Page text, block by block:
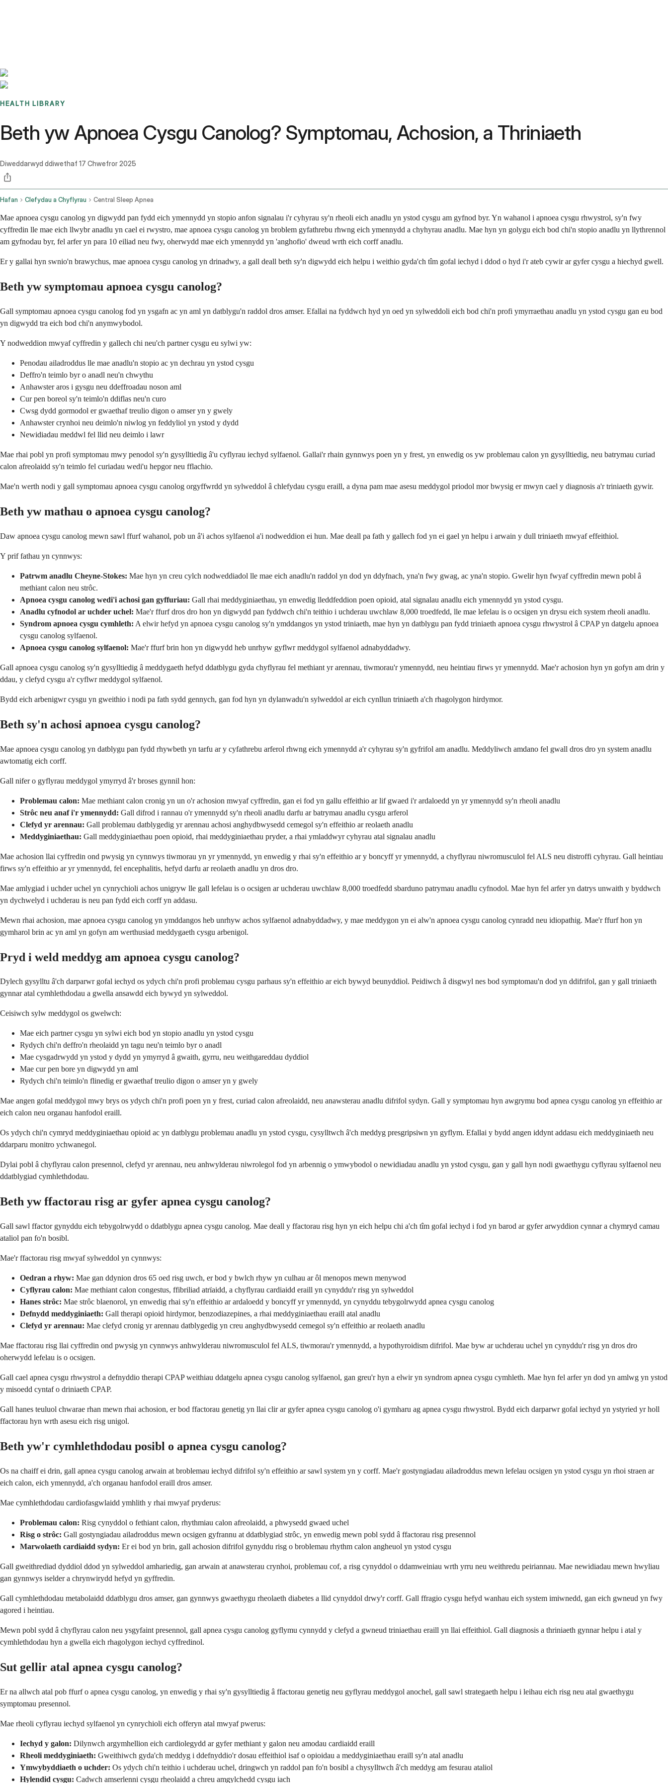
HEALTH LIBRARY
Beth yw Apnoea Cysgu Canolog? Symptomau, Achosion, a Thriniaeth
Diweddarwyd ddiwethaf 17 Chwefror 2025
Hafan Clefydau a Chyflyrau Central Sleep Apnea
Mae apnoea cysgu canolog yn digwydd pan fydd eich ymennydd yn stopio anfon signalau i'r cyhyrau sy'n rheoli eich anadlu yn ystod cysgu am gyfnod byr. Yn wahanol i apnoea cysgu rhwystrol, sy'n fwy
cyffredin lle mae eich llwybr anadlu yn cael ei rwystro, mae apnoea cysgu canolog yn broblem gyfathrebu rhwng eich ymennydd a chyhyrau anadlu. Mae hyn yn golygu eich bod chi'n stopio anadlu yn llythrennol
am gyfnodau byr, fel arfer yn para 10 eiliad neu fwy, oherwydd mae eich ymennydd yn 'anghofio' dweud wrth eich corff anadlu.
Er y gallai hyn swnio'n brawychus, mae apnoea cysgu canolog yn drinadwy, a gall deall beth sy'n digwydd eich helpu i weithio gyda'ch tîm gofal iechyd i ddod o hyd i'r ateb cywir ar gyfer cysgu a hiechyd gwell.
Beth yw symptomau apnoea cysgu canolog?
Gall symptomau apnoea cysgu canolog fod yn ysgafn ac yn aml yn datblygu'n raddol dros amser. Efallai na fyddwch hyd yn oed yn sylweddoli eich bod chi'n profi ymyrraethau anadlu yn ystod cysgu gan eu bod
yn digwydd tra eich bod chi'n anymwybodol.
Y nodweddion mwyaf cyffredin y gallech chi neu'ch partner cysgu eu sylwi yw:
Penodau ailadroddus lle mae anadlu'n stopio ac yn dechrau yn ystod cysgu
Deffro'n teimlo byr o anadl neu'n chwythu
Anhawster aros i gysgu neu ddeffroadau noson aml
Cur pen boreol sy'n teimlo'n ddiflas neu'n curo
Cwsg dydd gormodol er gwaethaf treulio digon o amser yn y gwely
Anhawster crynhoi neu deimlo'n niwlog yn feddyliol yn ystod y dydd
Newidiadau meddwl fel llid neu deimlo i lawr
Mae rhai pobl yn profi symptomau mwy penodol sy'n gysylltiedig â'u cyflyrau iechyd sylfaenol. Gallai'r rhain gynnwys poen yn y frest, yn enwedig os yw problemau calon yn gysylltiedig, neu batrymau curiad
calon afreolaidd sy'n teimlo fel curiadau wedi'u hepgor neu fflachio.
Mae'n werth nodi y gall symptomau apnoea cysgu canolog orgyffwrdd yn sylweddol â chlefydau cysgu eraill, a dyna pam mae asesu meddygol priodol mor bwysig er mwyn cael y diagnosis a'r triniaeth gywir.
Beth yw mathau o apnoea cysgu canolog?
Daw apnoea cysgu canolog mewn sawl ffurf wahanol, pob un â'i achos sylfaenol a'i nodweddion ei hun. Mae deall pa fath y gallech fod yn ei gael yn helpu i arwain y dull triniaeth mwyaf effeithiol.
Y prif fathau yn cynnwys:
Patrwm anadlu Cheyne-Stokes: Mae hyn yn creu cylch nodweddiadol lle mae eich anadlu'n raddol yn dod yn ddyfnach, yna'n fwy gwag, ac yna'n stopio. Gwelir hyn fwyaf cyffredin mewn pobl â
methiant calon neu strôc.
Apnoea cysgu canolog wedi'i achosi gan gyffuriau: Gall rhai meddyginiaethau, yn enwedig lleddfeddion poen opioid, atal signalau anadlu eich ymennydd yn ystod cysgu.
Anadlu cyfnodol ar uchder uchel: Mae'r ffurf dros dro hon yn digwydd pan fyddwch chi'n teithio i uchderau uwchlaw 8,000 troedfedd, lle mae lefelau is o ocsigen yn drysu eich system rheoli anadlu.
Syndrom apnoea cysgu cymhleth: A elwir hefyd yn apnoea cysgu canolog sy'n ymddangos yn ystod triniaeth, mae hyn yn datblygu pan fydd triniaeth apnoea cysgu rhwystrol â CPAP yn datgelu apnoea
cysgu canolog sylfaenol.
Apnoea cysgu canolog sylfaenol: Mae'r ffurf brin hon yn digwydd heb unrhyw gyflwr meddygol sylfaenol adnabyddadwy.
Gall apnoea cysgu canolog sy'n gysylltiedig â meddygaeth hefyd ddatblygu gyda chyflyrau fel methiant yr arennau, tiwmorau'r ymennydd, neu heintiau firws yr ymennydd. Mae'r achosion hyn yn gofyn am drin y
ddau, y clefyd cysgu a'r cyflwr meddygol sylfaenol.
Bydd eich arbenigwr cysgu yn gweithio i nodi pa fath sydd gennych, gan fod hyn yn dylanwadu'n sylweddol ar eich cynllun triniaeth a'ch rhagolygon hirdymor.
Beth sy'n achosi apnoea cysgu canolog?
Mae apnoea cysgu canolog yn datblygu pan fydd rhywbeth yn tarfu ar y cyfathrebu arferol rhwng eich ymennydd a'r cyhyrau sy'n gyfrifol am anadlu. Meddyliwch amdano fel gwall dros dro yn system anadlu
awtomatig eich corff.
Gall nifer o gyflyrau meddygol ymyrryd â'r broses gynnil hon:
Problemau calon: Mae methiant calon cronig yn un o'r achosion mwyaf cyffredin, gan ei fod yn gallu effeithio ar lif gwaed i'r ardaloedd yn yr ymennydd sy'n rheoli anadlu
Strôc neu anaf i'r ymennydd: Gall difrod i rannau o'r ymennydd sy'n rheoli anadlu darfu ar batrymau anadlu cysgu arferol
Clefyd yr arennau: Gall problemau datblygedig yr arennau achosi anghydbwysedd cemegol sy'n effeithio ar reolaeth anadlu
Meddyginiaethau: Gall meddyginiaethau poen opioid, rhai meddyginiaethau pryder, a rhai ymladdwyr cyhyrau atal signalau anadlu
Mae achosion llai cyffredin ond pwysig yn cynnwys tiwmorau yn yr ymennydd, yn enwedig y rhai sy'n effeithio ar y boncyff yr ymennydd, a chyflyrau niwromusculol fel ALS neu distroffi cyhyrau. Gall heintiau
firws sy'n effeithio ar yr ymennydd, fel encephalitis, hefyd darfu ar reolaeth anadlu yn dros dro.
Mae amlygiad i uchder uchel yn cynrychioli achos unigryw lle gall lefelau is o ocsigen ar uchderau uwchlaw 8,000 troedfedd sbarduno patrymau anadlu cyfnodol. Mae hyn fel arfer yn datrys unwaith y byddwch
yn dychwelyd i uchderau is neu pan fydd eich corff yn addasu.
Mewn rhai achosion, mae apnoea cysgu canolog yn ymddangos heb unrhyw achos sylfaenol adnabyddadwy, y mae meddygon yn ei alw'n apnoea cysgu canolog cynradd neu idiopathig. Mae'r ffurf hon yn
gymharol brin ac yn aml yn gofyn am werthusiad meddygaeth cysgu arbenigol.
Pryd i weld meddyg am apnoea cysgu canolog?
Dylech gysylltu â'ch darparwr gofal iechyd os ydych chi'n profi problemau cysgu parhaus sy'n effeithio ar eich bywyd beunyddiol. Peidiwch â disgwyl nes bod symptomau'n dod yn ddifrifol, gan y gall triniaeth
gynnar atal cymhlethdodau a gwella ansawdd eich bywyd yn sylweddol.
Ceisiwch sylw meddygol os gwelwch:
Mae eich partner cysgu yn sylwi eich bod yn stopio anadlu yn ystod cysgu
Rydych chi'n deffro'n rheolaidd yn tagu neu'n teimlo byr o anadl
Mae cysgadrwydd yn ystod y dydd yn ymyrryd â gwaith, gyrru, neu weithgareddau dyddiol
Mae cur pen bore yn digwydd yn aml
Rydych chi'n teimlo'n flinedig er gwaethaf treulio digon o amser yn y gwely
Mae angen gofal meddygol mwy brys os ydych chi'n profi poen yn y frest, curiad calon afreolaidd, neu anawsterau anadlu difrifol sydyn. Gall y symptomau hyn awgrymu bod apnea cysgu canolog yn effeithio ar
eich calon neu organau hanfodol eraill.
Os ydych chi'n cymryd meddyginiaethau opioid ac yn datblygu problemau anadlu yn ystod cysgu, cysylltwch â'ch meddyg presgripsiwn yn gyflym. Efallai y bydd angen iddynt addasu eich meddyginiaeth neu
ddarparu monitro ychwanegol.
Dylai pobl â chyflyrau calon presennol, clefyd yr arennau, neu anhwylderau niwrolegol fod yn arbennig o ymwybodol o newidiadau anadlu yn ystod cysgu, gan y gall hyn nodi gwaethygu cyflyrau sylfaenol neu
ddatblygiad cymhlethdodau.
Beth yw ffactorau risg ar gyfer apnea cysgu canolog?
Gall sawl ffactor gynyddu eich tebygolrwydd o ddatblygu apnea cysgu canolog. Mae deall y ffactorau risg hyn yn eich helpu chi a'ch tîm gofal iechyd i fod yn barod ar gyfer arwyddion cynnar a chymryd camau
ataliol pan fo'n bosibl.
Mae'r ffactorau risg mwyaf sylweddol yn cynnwys:
Oedran a rhyw: Mae gan ddynion dros 65 oed risg uwch, er bod y bwlch rhyw yn culhau ar ôl menopos mewn menywod
Cyflyrau calon: Mae methiant calon congestus, ffibriliad atrïaidd, a chyflyrau cardiaidd eraill yn cynyddu'r risg yn sylweddol
Hanes strôc: Mae strôc blaenorol, yn enwedig rhai sy'n effeithio ar ardaloedd y boncyff yr ymennydd, yn cynyddu tebygolrwydd apnea cysgu canolog
Defnydd meddyginiaeth: Gall therapi opioid hirdymor, benzodiazepines, a rhai meddyginiaethau eraill atal anadlu
Clefyd yr arennau: Mae clefyd cronig yr arennau datblygedig yn creu anghydbwysedd cemegol sy'n effeithio ar reolaeth anadlu
Mae ffactorau risg llai cyffredin ond pwysig yn cynnwys anhwylderau niwromusculol fel ALS, tiwmorau'r ymennydd, a hypothyroidism difrifol. Mae byw ar uchderau uchel yn cynyddu'r risg yn dros dro
oherwydd lefelau is o ocsigen.
Gall cael apnea cysgu rhwystrol a defnyddio therapi CPAP weithiau ddatgelu apnea cysgu canolog sylfaenol, gan greu'r hyn a elwir yn syndrom apnea cysgu cymhleth. Mae hyn fel arfer yn dod yn amlwg yn ystod
y misoedd cyntaf o driniaeth CPAP.
Gall hanes teuluol chwarae rhan mewn rhai achosion, er bod ffactorau genetig yn llai clir ar gyfer apnea cysgu canolog o'i gymharu ag apnea cysgu rhwystrol. Bydd eich darparwr gofal iechyd yn ystyried yr holl
ffactorau hyn wrth asesu eich risg unigol.
Beth yw'r cymhlethdodau posibl o apnea cysgu canolog?
Os na chaiff ei drin, gall apnea cysgu canolog arwain at broblemau iechyd difrifol sy'n effeithio ar sawl system yn y corff. Mae'r gostyngiadau ailadroddus mewn lefelau ocsigen yn ystod cysgu yn rhoi straen ar
eich calon, eich ymennydd, a'ch organau hanfodol eraill dros amser.
Mae cymhlethdodau cardiofasgwlaidd ymhlith y rhai mwyaf pryderus:
Problemau calon: Risg cynyddol o fethiant calon, rhythmiau calon afreolaidd, a phwysedd gwaed uchel
Risg o strôc: Gall gostyngiadau ailadroddus mewn ocsigen gyfrannu at ddatblygiad strôc, yn enwedig mewn pobl sydd â ffactorau risg presennol
Marwolaeth cardiaidd sydyn: Er ei bod yn brin, gall achosion difrifol gynyddu risg o broblemau rhythm calon angheuol yn ystod cysgu
Gall gweithrediad dyddiol ddod yn sylweddol amhariedig, gan arwain at anawsterau crynhoi, problemau cof, a risg cynyddol o ddamweiniau wrth yrru neu weithredu peiriannau. Mae newidiadau mewn hwyliau
gan gynnwys iselder a chrynwirydd hefyd yn gyffredin.
Gall cymhlethdodau metabolaidd ddatblygu dros amser, gan gynnwys gwaethygu rheolaeth diabetes a llid cynyddol drwy'r corff. Gall ffragio cysgu hefyd wanhau eich system imiwnedd, gan eich gwneud yn fwy
agored i heintiau.
Mewn pobl sydd â chyflyrau calon neu ysgyfaint presennol, gall apnea cysgu canolog gyflymu cynnydd y clefyd a gwneud triniaethau eraill yn llai effeithiol. Gall diagnosis a thriniaeth gynnar helpu i atal y
cymhlethdodau hyn a gwella eich rhagolygon iechyd cyffredinol.
Sut gellir atal apnea cysgu canolog?
Er na allwch atal pob ffurf o apnea cysgu canolog, yn enwedig y rhai sy'n gysylltiedig â ffactorau genetig neu gyflyrau meddygol anochel, gall sawl strategaeth helpu i leihau eich risg neu atal gwaethygu
symptomau presennol.
Mae rheoli cyflyrau iechyd sylfaenol yn cynrychioli eich offeryn atal mwyaf pwerus:
Iechyd y galon: Dilynwch argymhellion eich cardiolegydd ar gyfer methiant y galon neu amodau cardiaidd eraill
Rheoli meddyginiaeth: Gweithiwch gyda'ch meddyg i ddefnyddio'r dosau effeithiol isaf o opioidau a meddyginiaethau eraill sy'n atal anadlu
Ymwybyddiaeth o uchder: Os ydych chi'n teithio i uchderau uchel, dringwch yn raddol pan fo'n bosibl a chysylltwch â'ch meddyg am fesurau ataliol
Hylendid cysgu: Cadwch amserlenni cysgu rheolaidd a chreu amgylchedd cysgu iach